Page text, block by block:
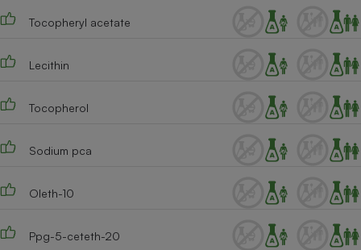
Tocopheryl acetate
Lecithin
Tocopherol
Sodium pca
Oleth-10
Ppg-5-ceteth-20